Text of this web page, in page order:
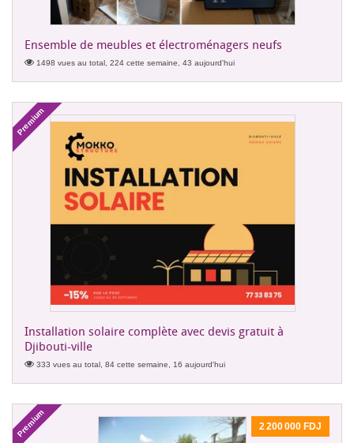
Ensemble de meubles et électroménagers neufs
1498 vues au total, 224 cette semaine, 43 aujourd'hui
Premium
Installation solaire complète avec devis gratuit à
Djibouti-ville
333 vues au total, 84 cette semaine, 16 aujourd'hui
Premium 2 200 000 FDJ